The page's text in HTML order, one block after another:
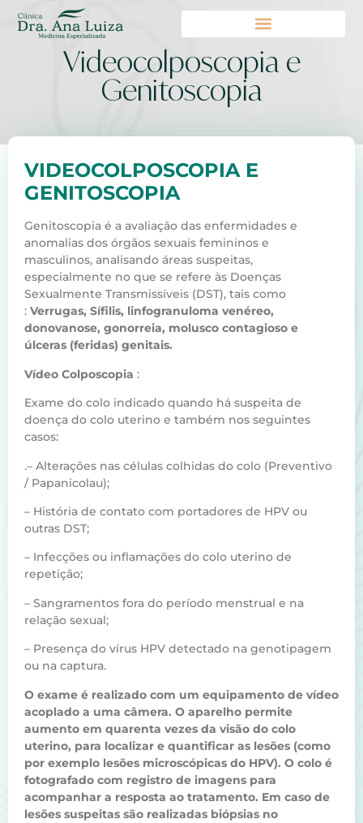
Videocolposcopia e
Genitoscopia
VIDEOCOLPOSCOPIA E
GENITOSCOPIA
Genitoscopia é a avaliação das enfermidades e
anomalias dos órgãos sexuais femininos e
masculinos, analisando áreas suspeitas,
especialmente no que se refere às Doenças
Sexualmente Transmissíveis (DST), tais como
: Verrugas, Sífilis, linfogranuloma venéreo,
donovanose, gonorreia, molusco contagioso e
úlceras (feridas) genitais.
Vídeo Colposcopia :
Exame do colo indicado quando há suspeita de
doença do colo uterino e também nos seguintes
casos:
.– Alterações nas células colhidas do colo (Preventivo
/ Papanicolau);
– História de contato com portadores de HPV ou
outras DST;
– Infecções ou inflamações do colo uterino de
repetição;
– Sangramentos fora do período menstrual e na
relação sexual;
– Presença do vírus HPV detectado na genotipagem
ou na captura.
O exame é realizado com um equipamento de vídeo
acoplado a uma câmera. O aparelho permite
aumento em quarenta vezes da visão do colo
uterino, para localizar e quantificar as lesões (como
por exemplo lesões microscópicas do HPV). O colo é
fotografado com registro de imagens para
acompanhar a resposta ao tratamento. Em caso de
lesões suspeitas são realizadas biópsias no